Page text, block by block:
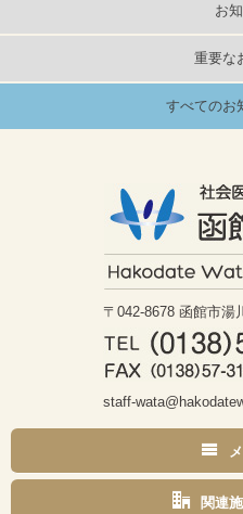
お
重要な
すべてのお
〒042-8678 函館市湯
staff-
関連